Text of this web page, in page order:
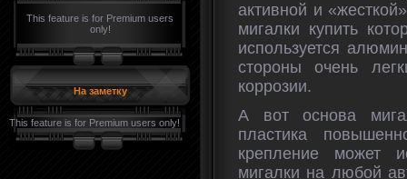
This feature is for Premium users
only!
На заметку
This feature is for Premium users only!
активной и
мигалки купить
используется
стороны очень
коррозии.
А вот основа
пластика
крепление может
мигалки на любой